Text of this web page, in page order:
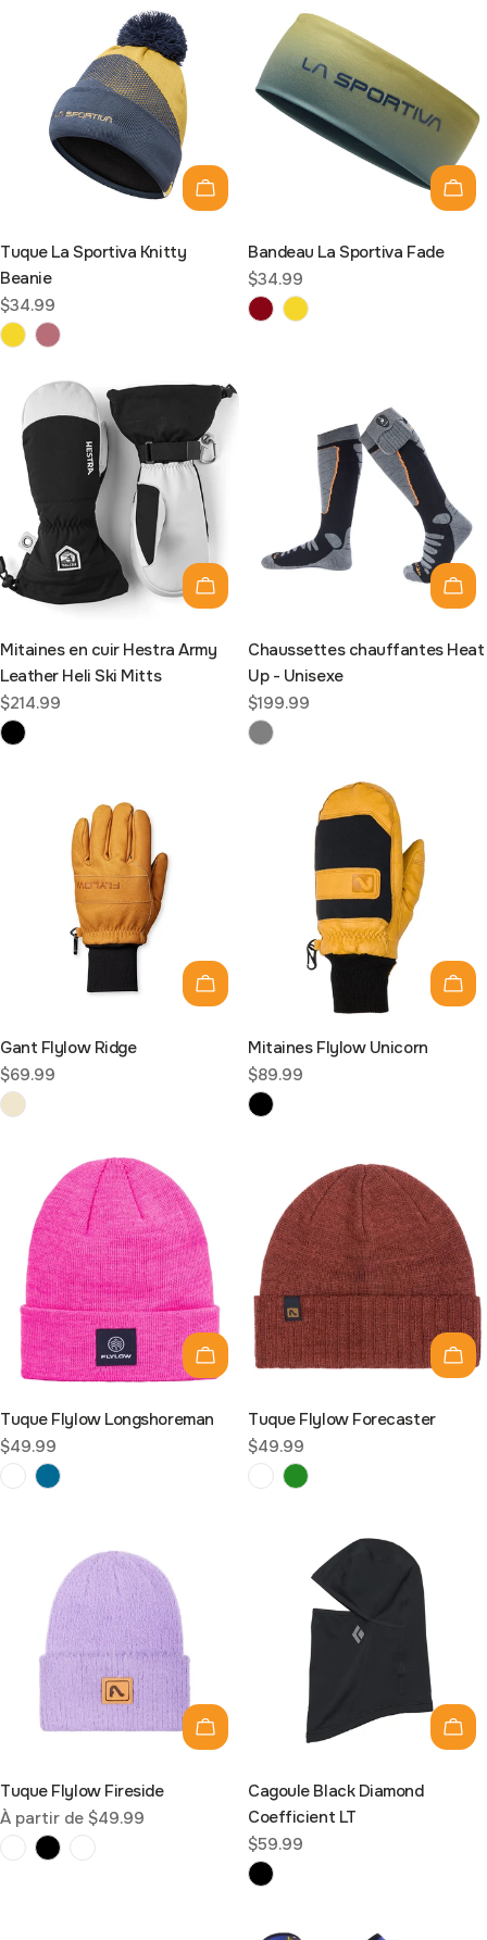
Choisissez les options
Tuque La Sportiva Knitty
Beanie
Prix
habituel
$34.99
Bandeau La Sportiva Fade
Prix
habituel
$34.99
Choisissez les options
Mitaines en cuir Hestra Army
Leather Heli Ski Mitts
Prix
habituel
$214.99
Chaussettes chauffantes Heat
Up - Unisexe
Prix
habituel
$199.99
Choisissez les options
Gant Flylow Ridge
Prix
habituel
$69.99
Mitaines Flylow Unicorn
Prix
habituel
$89.99
Choisissez les options
Tuque Flylow Longshoreman
Prix
habituel
$49.99
Tuque Flylow Forecaster
Prix
habituel
$49.99
Choisissez les options
Tuque Flylow Fireside
Prix
habituel
À partir de $49.99
Cagoule Black Diamond
Coefficient LT
Prix
habituel
$59.99